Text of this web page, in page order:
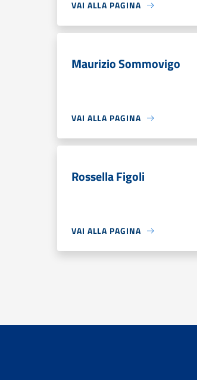
VAI ALLA PAGINA
Maurizio Sommovigo
VAI ALLA PAGINA
Rossella Figoli
VAI ALLA PAGINA